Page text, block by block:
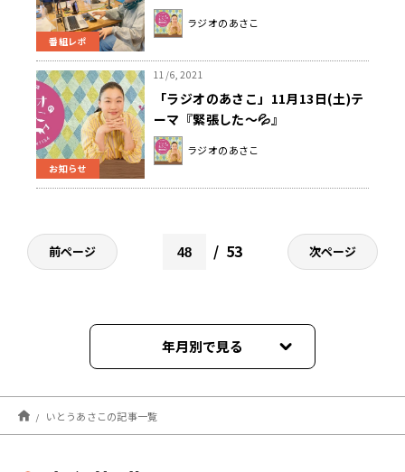
番組レポ
ラジオのあさこ
お知らせ
11/6, 2021
「ラジオのあさこ」11月13日(土)テ
ーマ『緊張した～💦』
ラジオのあさこ
前ページ 53 次ページ
年月別で見る
2026年08月
2026年07月
いとうあさこの記事一覧